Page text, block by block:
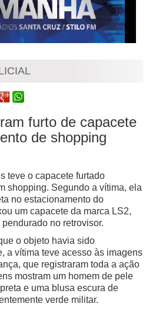
furto de capacete
de shopping
teve o capacete furtado
shopping. Segundo a vítima, ela
no estacionamento do
um capacete da marca LS2,
no retrovisor.
o objeto havia sido
a vítima teve acesso às imagens
que registraram toda a ação
mostram um homem de pele
e uma blusa escura de
verde militar.